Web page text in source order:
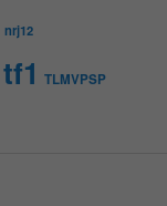
nrj12
tf1 TLMVPSP